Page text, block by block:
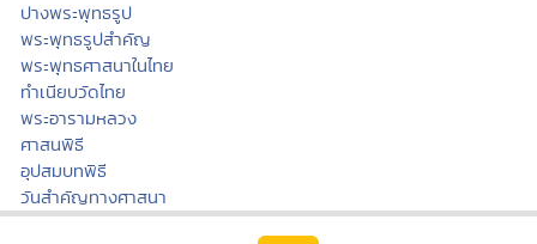
ปางพระพุทธรูป
พระพุทธรูปสำคัญ
พระพุทธศาสนาในไทย
ทำเนียบวัดไทย
พระอารามหลวง
ศาสนพิธี
อุปสมบทพิธี
วันสำคัญทางศาสนา